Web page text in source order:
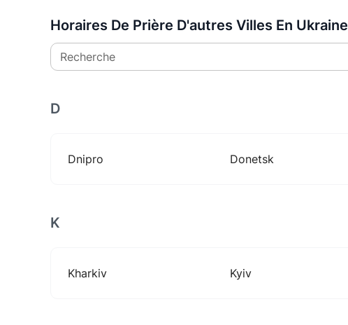
Horaires De Prière D'autres Villes En Ukraine
Recherche
D
Dnipro Donetsk
K
Kharkiv Kyiv